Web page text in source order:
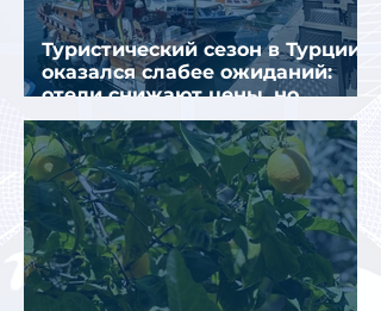
Туристический сезон в Турции
оказался слабее ожиданий:
отели снижают цены, но
загрузка остается низкой